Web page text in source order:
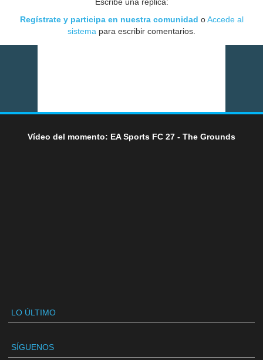
Regístrate y participa en nuestra comunidad oAccede al
sistema para escribir comentarios.
Vídeo del momento: EA Sports FC 27 - The Grounds
LO ÚLTIMO
SÍGUENOS